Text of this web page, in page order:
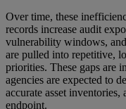
Over time, these
records increase audit
vulnerability windows,
are pulled into repetitive,
priorities. These gaps are
agencies are expected to
accurate asset
endpoint.